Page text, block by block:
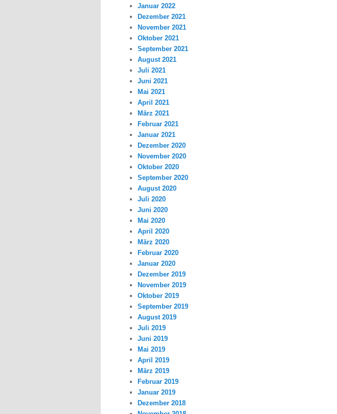
Januar 2022
Dezember 2021
November 2021
Oktober 2021
September 2021
August 2021
Juli 2021
Juni 2021
Mai 2021
April 2021
März 2021
Februar 2021
Januar 2021
Dezember 2020
November 2020
Oktober 2020
September 2020
August 2020
Juli 2020
Juni 2020
Mai 2020
April 2020
März 2020
Februar 2020
Januar 2020
Dezember 2019
November 2019
Oktober 2019
September 2019
August 2019
Juli 2019
Juni 2019
Mai 2019
April 2019
März 2019
Februar 2019
Januar 2019
Dezember 2018